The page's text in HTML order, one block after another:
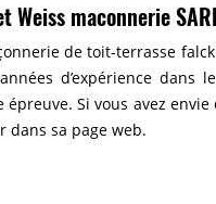
Weiss maconnerie
de toit-terrasse
d’expérience
Si vous avez
dans sa page web.